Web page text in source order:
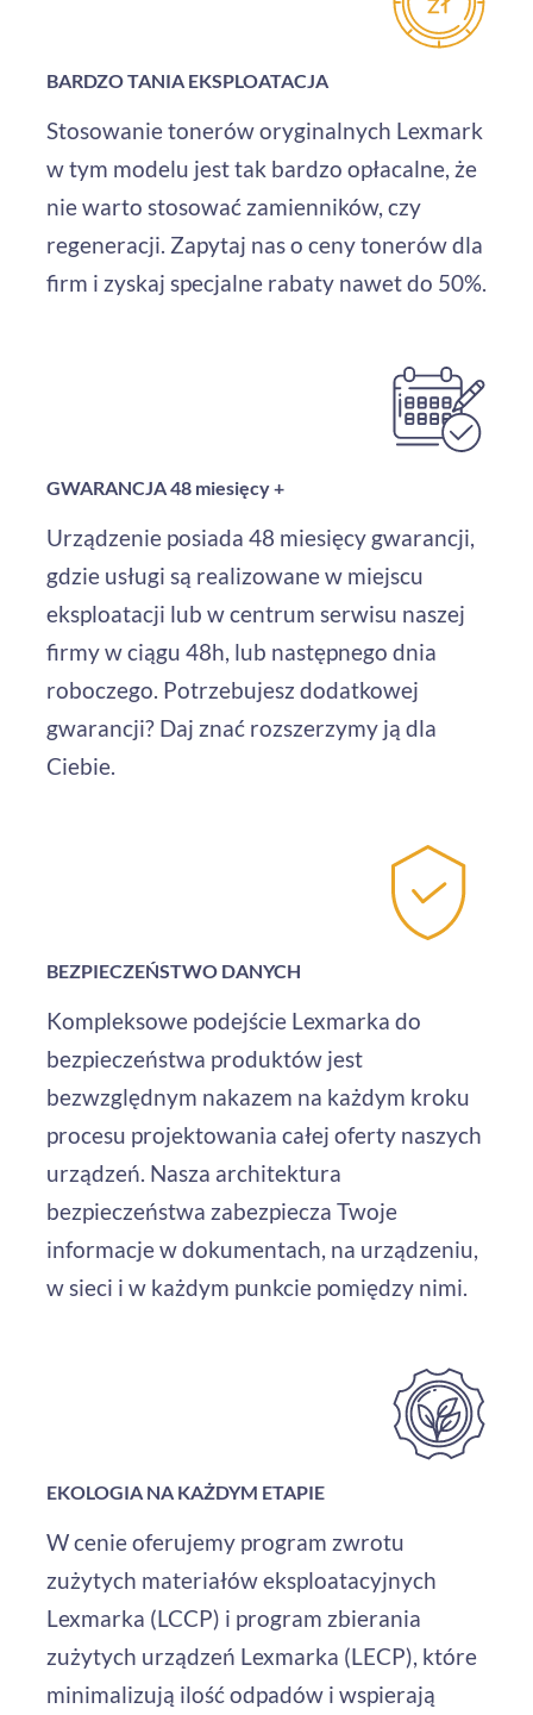
BARDZO TANIA EKSPLOATACJA
Stosowanie tonerów oryginalnych Lexmark
w tym modelu jest tak bardzo opłacalne, że
nie warto stosować zamienników, czy
regeneracji. Zapytaj nas o ceny tonerów dla
firm i zyskaj specjalne rabaty nawet do 50%.
GWARANCJA 48 miesięcy +
Urządzenie posiada 48 miesięcy gwarancji,
gdzie usługi są realizowane w miejscu
eksploatacji lub w centrum serwisu naszej
firmy w ciągu 48h, lub następnego dnia
roboczego. Potrzebujesz dodatkowej
gwarancji? Daj znać rozszerzymy ją dla
Ciebie.
BEZPIECZEŃSTWO DANYCH
Kompleksowe podejście Lexmarka do
bezpieczeństwa produktów jest
bezwzględnym nakazem na każdym kroku
procesu projektowania całej oferty naszych
urządzeń. Nasza architektura
bezpieczeństwa zabezpiecza Twoje
informacje w dokumentach, na urządzeniu,
w sieci i w każdym punkcie pomiędzy nimi.
EKOLOGIA NA KAŻDYM ETAPIE
W cenie oferujemy program zwrotu
zużytych materiałów eksploatacyjnych
Lexmarka (LCCP) i program zbierania
zużytych urządzeń Lexmarka (LECP), które
minimalizują ilość odpadów i wspierają